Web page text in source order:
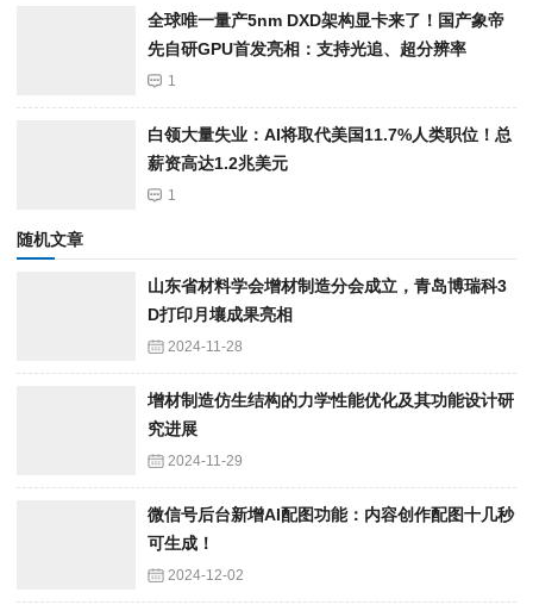
全球唯一量产5nm DXD架构显卡来了！国产象帝
先自研GPU首发亮相：支持光追、超分辨率
1
白领大量失业：AI将取代美国11.7%人类职位！总
薪资高达1.2兆美元
1
随机文章
山东省材料学会增材制造分会成立，青岛博瑞科3
D打印月壤成果亮相
2024-11-28
增材制造仿生结构的力学性能优化及其功能设计研
究进展
2024-11-29
微信号后台新增AI配图功能：内容创作配图十几秒
可生成！
2024-12-02